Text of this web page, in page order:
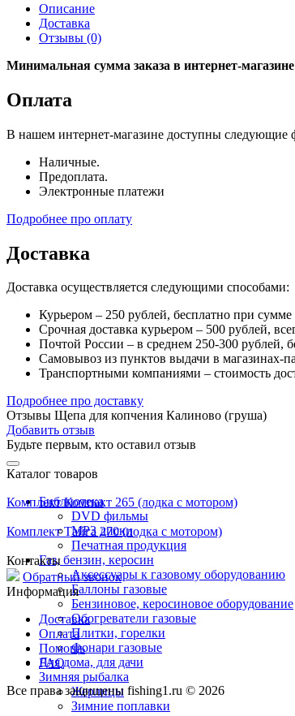
Описание
Доставка
Отзывы (0)
Минимальная сумма заказа в интернет-
Оплата
В нашем интернет-магазине доступны следующие
Наличные.
Предоплата.
Электронные платежи
Подробнее про оплату
Доставка
Доставка осуществляется следующими способами:
Курьером – 250 рублей, бесплатно при сумме
Срочная доставка курьером – 500 рублей,
Почтой России – в среднем 250-300 рублей,
Самовывоз из пунктов выдачи в магазинах-
Транспортными компаниями – стоимость
Подробнее про доставку
Отзывы Щепа для копчения Калиново (груша)
Добавить отзыв
Будьте первым, кто оставил отзыв
Каталог товаров
Библиотека
DVD фильмы
MP3 диски
Печатная продукция
Газ, бензин, керосин
Аксессуары к газовому оборудованию
Баллоны газовые
Бензиновое, керосиновое оборудование
Обогреватели газовые
Плитки, горелки
Фонари газовые
Для дома, для дачи
Зимняя рыбалка
Жерлицы
Зимние поплавки
Комплект Компакт 265 (лодка с мотором)
Комплект Тайга 270 (лодка с мотором)
Контакты
Обратный звонок
Информация
Доставка
Оплата
Помощь
FAQ
Все права защищены fishing1.ru © 2026